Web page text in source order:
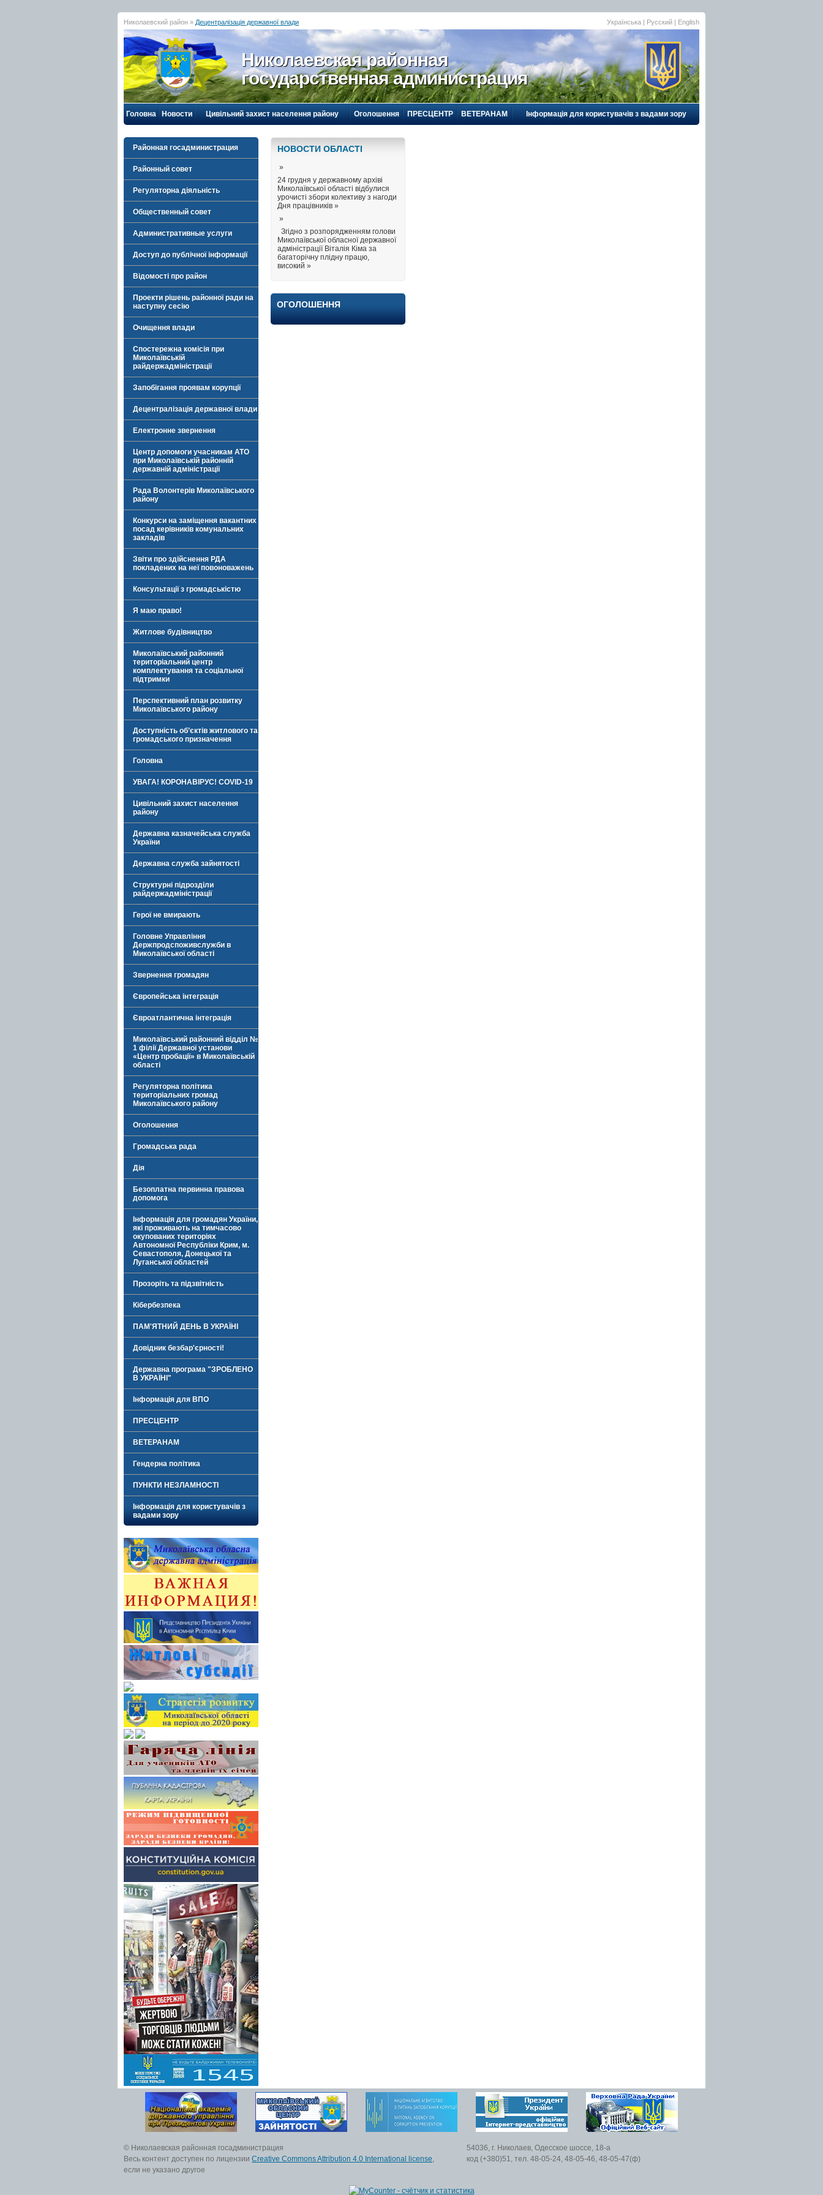
Николаевский район » Децентралізація державної влади Українська | Русский | English
Николаевская районная
государственная администрация
Головна Новости Цивільний захист населення району Оголошення ПРЕСЦЕНТР ВЕТЕРАНАМ Інформація для користувачів з вадами зору
Районная госадминистрация
Районный совет
Регуляторна діяльність
Общественный совет
Административные услуги
Доступ до публічної інформації
Відомості про район
Проекти рішень районної ради на
наступну сесію
Очищення влади
Спостережна комісія при
Миколаївській
райдержадміністрації
Запобігання проявам корупції
Децентралізація державної влади
Електронне звернення
Центр допомоги учасникам АТО
при Миколаївській районній
державній адміністрації
Рада Волонтерів Миколаївського
району
Конкурси на заміщення вакантних
посад керівників комунальних
закладів
Звіти про здійснення РДА
покладених на неї повоноважень
Консультації з громадськістю
Я маю право!
Житлове будівництво
Миколаївський районний
територіальний центр
комплектування та соціальної
підтримки
Перспективний план розвитку
Миколаївського району
Доступність об’єктів житлового та
громадського призначення
Головна
УВАГА! КОРОНАВІРУС! COVID-19
Цивільний захист населення
району
Державна казначейська служба
України
Державна служба зайнятості
Структурні підрозділи
райдержадміністрації
Герої не вмирають
Головне Управління
Держпродспоживслужби в
Миколаївської області
Звернення громадян
Європейська інтеграція
Євроатлантична інтеграція
Миколаївський районний відділ №
1 філії Державної установи
«Центр пробації» в Миколаївській
області
Регуляторна політика
територіальних громад
Миколаївського району
Оголошення
Громадська рада
Дія
Безоплатна первинна правова
допомога
Інформація для громадян України,
які проживають на тимчасово
окупованих територіях
Автономної Республіки Крим, м.
Севастополя, Донецької та
Луганської областей
Прозоріть та підзвітність
Кібербезпека
ПАМ'ЯТНИЙ ДЕНЬ В УКРАЇНІ
Довідник безбар'єрності!
Державна програма "ЗРОБЛЕНО
В УКРАЇНІ"
Інформація для ВПО
ПРЕСЦЕНТР
ВЕТЕРАНАМ
Гендерна політика
ПУНКТИ НЕЗЛАМНОСТІ
Інформація для користувачів з
вадами зору
НОВОСТИ ОБЛАСТI
»
24 грудня у державному архіві
Миколаївської області відбулися
урочисті збори колективу з нагоди
Дня працівників »
»
Згідно з розпорядженням голови
Миколаївської обласної державної
адміністрації Віталія Кіма за
багаторічну плідну працю,
високий »
ОГОЛОШЕННЯ
© Николаевская районная госадминистрация
Весь контент доступен по лицензии Creative Commons Attribution 4.0 International license,
если не указано другое
54036, г. Николаев, Одесское шоссе, 18-а
код (+380)51, тел. 48-05-24, 48-05-46, 48-05-47(ф)